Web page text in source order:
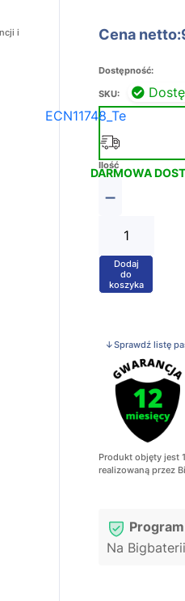
i
Cena
Dostępność:
SKU:
ECN11748_Te
DARMOWA
Ilość
−
+
Dodaj
do
koszyka
↓Sprawdź listę
Produkt objęty jest
realizowaną przez
Na